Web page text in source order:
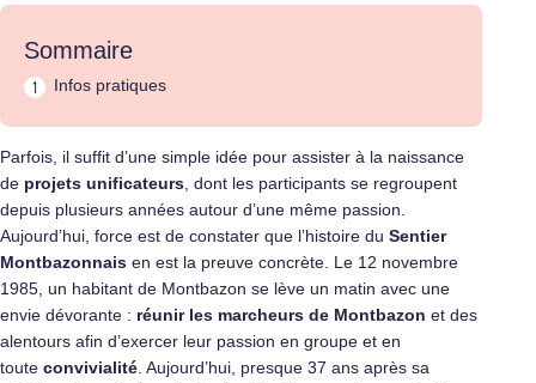
Sommaire
Infos pratiques
Parfois, il suffit d’une simple idée pour assister à la naissance
de projets unificateurs, dont les participants se regroupent
depuis plusieurs années autour d’une même passion.
Aujourd’hui, force est de constater que l’histoire du Sentier
Montbazonnais en est la preuve concrète. Le 12 novembre
1985, un habitant de Montbazon se lève un matin avec une
envie dévorante : réunir les marcheurs de Montbazon et des
alentours afin d’exercer leur passion en groupe et en
toute convivialité. Aujourd’hui, presque 37 ans après sa